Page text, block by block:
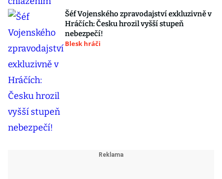
Šéf Vojenského zpravodajství exkluzivně v
Hráčích: Česku hrozil vyšší stupeň
nebezpečí!
Blesk hráči